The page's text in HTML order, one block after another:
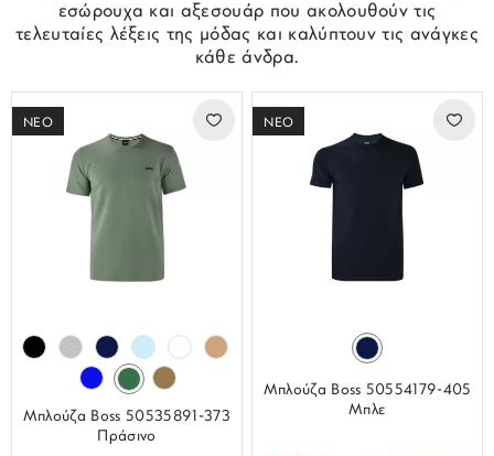
εσώρουχα και αξεσουάρ που ακολουθούν τις
τελευταίες λέξεις της μόδας και καλύπτουν τις ανάγκες
κάθε άνδρα.
ΝΕΟ
Μπλούζα Boss 50535891-373
Πράσινο
ΝΕΟ
Μπλούζα Boss 50554179-405
Μπλε